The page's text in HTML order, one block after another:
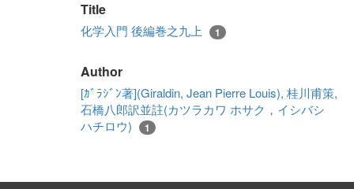
Title
化学入門 後編巻之九上 1
Author
[ｶﾞﾗｼﾞﾝ著](Giraldin, Jean Pierre Louis), 桂川甫策,
石橋八郎訳並註(カツラカワ ホサク，イシバシ
ハチロウ)
1